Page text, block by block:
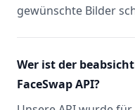
gewünschte Bilder
Wer ist der
FaceSwap API?